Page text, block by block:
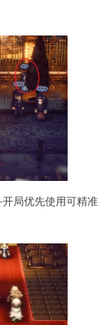
局优先使用可精准